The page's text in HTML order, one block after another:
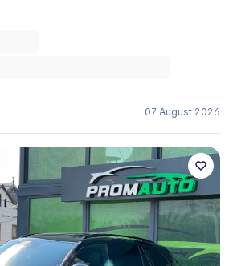
07 August 2026